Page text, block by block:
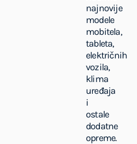
najnovije
modele
mobitela,
tableta,
električnih
vozila,
klima
uređaja
i
ostale
dodatne
opreme.